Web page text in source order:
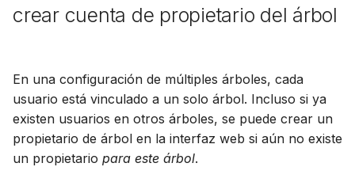
crear cuenta de propietario del árbol
En una configuración de múltiples árboles, cada
usuario está vinculado a un solo árbol. Incluso si ya
existen usuarios en otros árboles, se puede crear un
propietario de árbol en la interfaz web si aún no existe
un propietario para este árbol.